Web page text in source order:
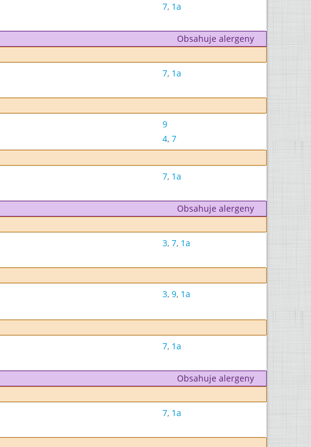
7, 1a
Obsahuje alergeny
7, 1a
9
4, 7
7, 1a
Obsahuje alergeny
3, 7, 1a
3, 9, 1a
7, 1a
Obsahuje alergeny
7, 1a